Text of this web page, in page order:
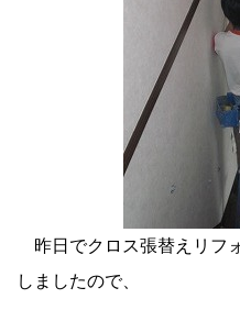
昨日でクロス張替えリフ
しましたので、